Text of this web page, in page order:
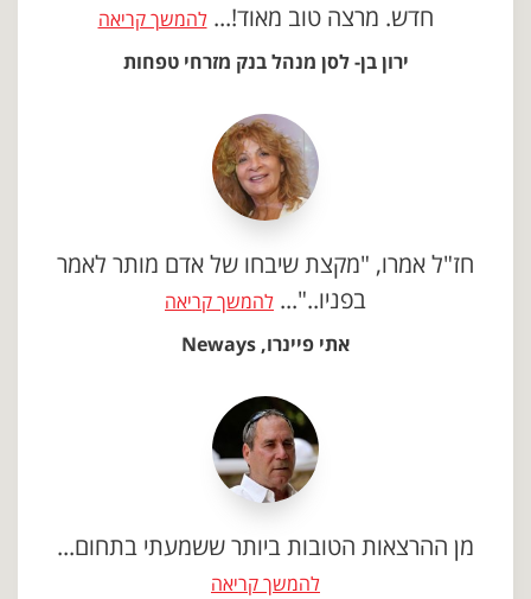
חדש. מרצה טוב מאוד!...להמשך קריאה
ירון בן- לסן מנהל בנק מזרחי טפחות
חז"ל אמרו, "מקצת שיבחו של אדם מותר לאמר
בפניו.."... להמשך קריאה
אתי פיינרו, Neways
מן ההרצאות הטובות ביותר ששמעתי בתחום...
להמשך קריאה